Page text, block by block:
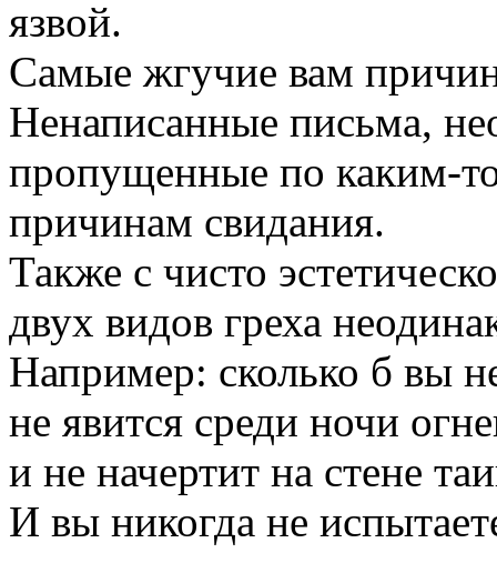
язвой.
Самые жгучие вам
Ненаписанные письма,
пропущенные по каким-
причинам свидания.
Также с чисто
двух видов греха
Например: сколько б вы
не явится среди ночи
и не начертит на стене
И вы никогда не